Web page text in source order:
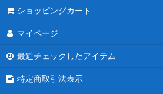
ショッピングカート
マイページ
最近チェックしたアイテム
特定商取引法表示